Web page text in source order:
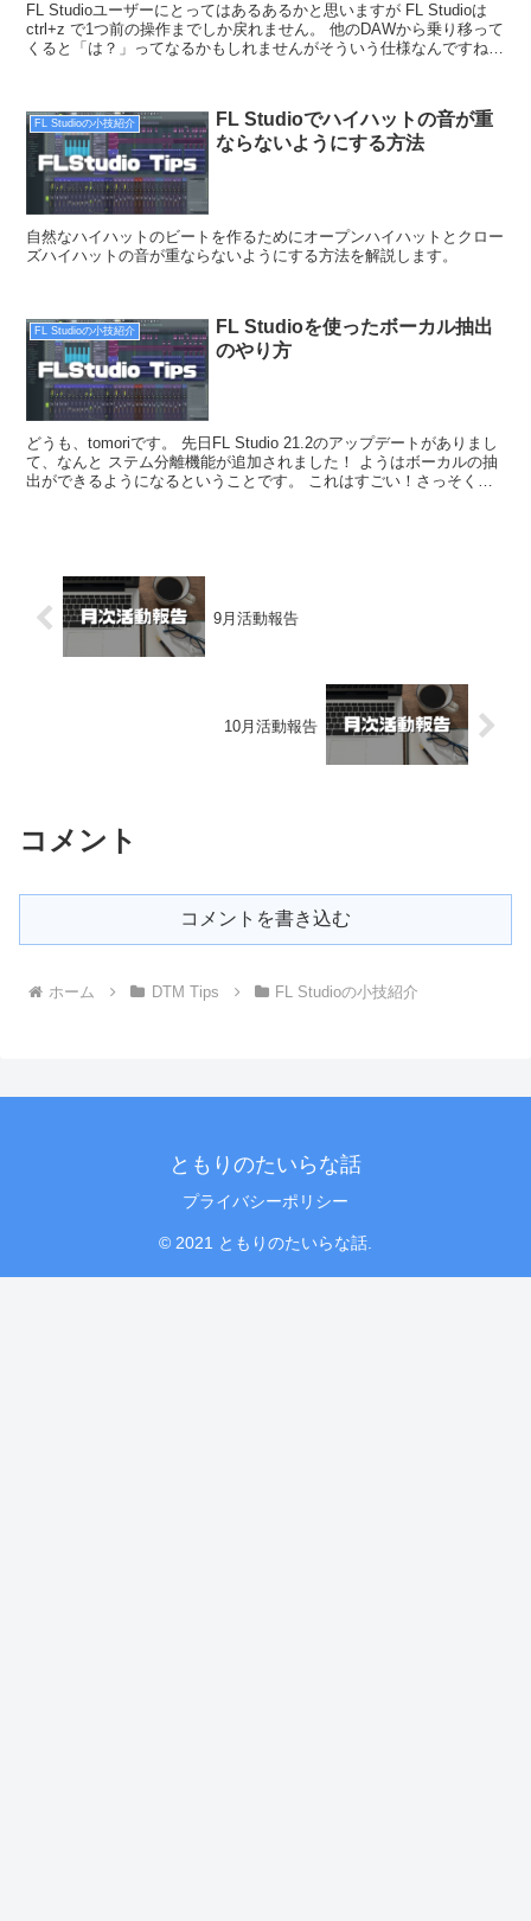
FL Studioユーザーにとってはあるあるかと思いますが FL Studioは
ctrl+z で1つ前の操作までしか戻れません。 他のDAWから乗り移って
くると「は？」ってなるかもしれませんがそういう仕様なんですね
FL Studioの小技紹介
FL Studioでハイハットの音が重
ならないようにする方法
自然なハイハットのビートを作るためにオープンハイハットとクロー
ズハイハットの音が重ならないようにする方法を解説します。
FL Studioの小技紹介
FL Studioを使ったボーカル抽出
のやり方
どうも、tomoriです。 先日FL Studio 21.2のアップデートがありまし
て、なんと ステム分離機能が追加されました！ ようはボーカルの抽
出ができるようになるということです。 これはすごい！さっそくや
9月活動報告
10月活動報告
コメント
コメントを書き込む
ホーム DTM Tips FL Studioの小技紹介
ともりのたいらな話
プライバシーポリシー
© 2021 ともりのたいらな話.